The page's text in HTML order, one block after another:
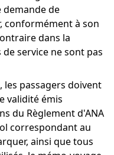
demande de
conformément à son
dans la
service ne sont pas
passagers doivent
validité émis
du Règlement d'ANA
correspondant au
ainsi que tous